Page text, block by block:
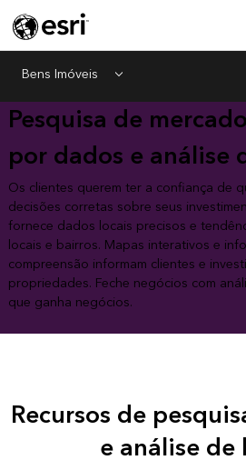
Bens Imóveis Menu
Pesquisa de
por dados e análise
Os clientes querem ter a confiança de
decisões corretas sobre seus
fornece dados locais precisos e
locais e bairros. Mapas interativos e
compreensão informam clientes e
propriedades. Feche negócios com
que ganha negócios.
Recursos de
e análise de